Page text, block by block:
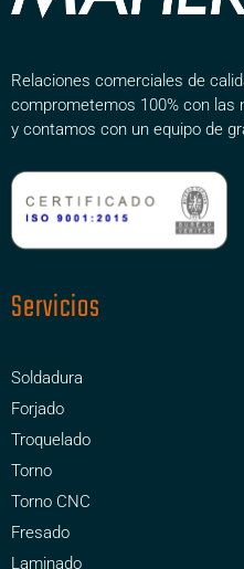
Relaciones comerciales de
comprometemos 100% con las
y contamos con un equipo de
Servicios
Soldadura
Forjado
Troquelado
Torno
Torno CNC
Fresado
Laminado